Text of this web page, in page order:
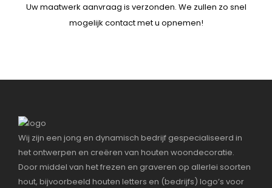
Uw maatwerk aanvraag is verzonden. We zullen zo snel
mogelijk contact met u opnemen!
Wij zijn een jong en dynamisch bedrijf gespecialiseerd in
het ontwerpen en creëren van houten woondecoratie.
Door middel van het frezen en graveren op allerlei soorten
hout, bijvoorbeeld houten letters en (bedrijfs) logo’s voor